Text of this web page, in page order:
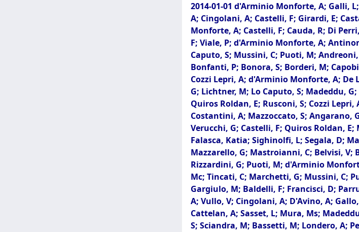
2014-01-01 d'Arminio Monforte, A; Galli,
A; Cingolani, A; Castelli, F; Girardi, E;
Monforte, A; Castelli, F; Cauda, R; Di
F; Viale, P; d'Arminio Monforte, A;
Caputo, S; Mussini, C; Puoti, M;
Bonfanti, P; Bonora, S; Borderi, M;
Cozzi Lepri, A; d'Arminio Monforte, A;
G; Lichtner, M; Lo Caputo, S; Madeddu,
Quiros Roldan, E; Rusconi, S; Cozzi
Costantini, A; Mazzoccato, S; Angarano,
Verucchi, G; Castelli, F; Quiros Roldan,
Falasca, Katia; Sighinolfi, L; Segala, D;
Mazzarello, G; Mastroianni, C; Belvisi, V;
Rizzardini, G; Puoti, M; d'Arminio
Mc; Tincati, C; Marchetti, G; Mussini, C;
Gargiulo, M; Baldelli, F; Francisci, D;
A; Vullo, V; Cingolani, A; D'Avino, A;
Cattelan, A; Sasset, L; Mura, Ms;
S; Sciandra, M; Bassetti, M; Londero, A;